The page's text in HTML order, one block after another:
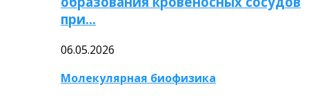
при…
06.05.2026
Молекулярная биофизика